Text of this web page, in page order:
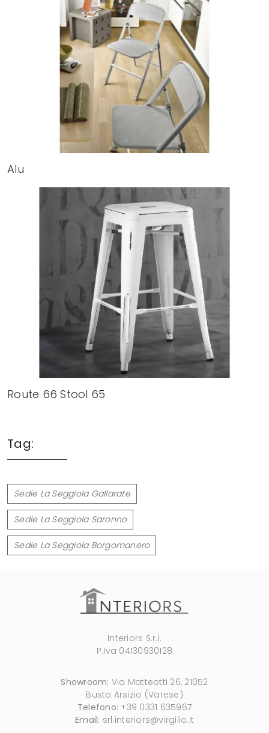
Alu
Route 66 Stool 65
Tag:
Sedie La Seggiola Gallarate
Sedie La Seggiola Saronno
Sedie La Seggiola Borgomanero
Interiors S.r.l.
P.Iva 04130930128
Showroom: Via Matteotti 26, 21052
Busto Arsizio (Varese)
Telefono: +39 0331 635967
Email: srl.interiors@virgilio.it